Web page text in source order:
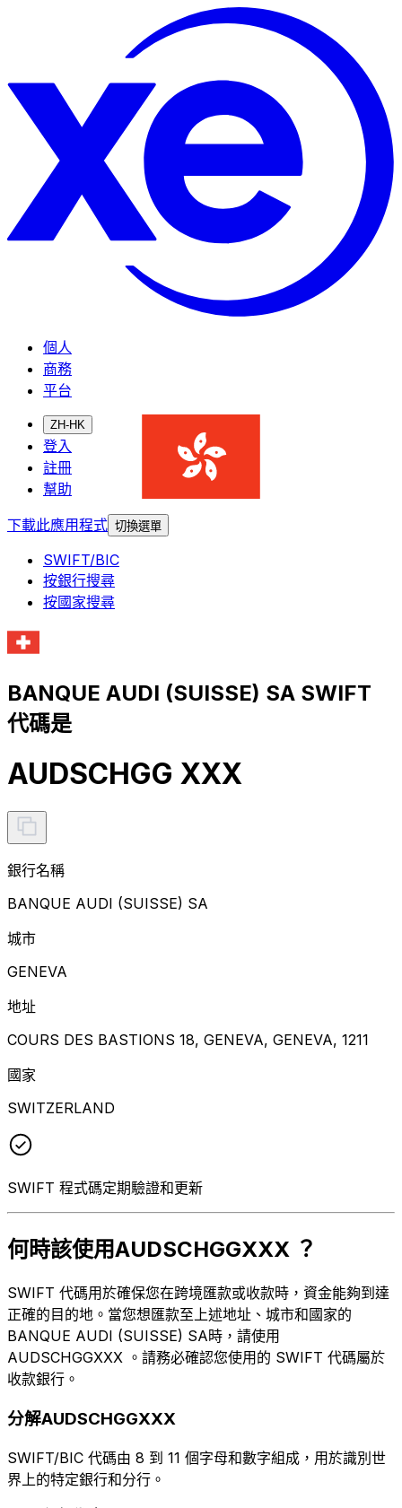
個人
商務
平台
ZH-HK
登入
註冊
幫助
下載此應用程式 切換選單
SWIFT/BIC
按銀行搜尋
按國家搜尋
BANQUE AUDI (SUISSE) SA SWIFT
代碼是
AUDSCHGG XXX
銀行名稱
BANQUE AUDI (SUISSE) SA
城市
GENEVA
地址
COURS DES BASTIONS 18, GENEVA, GENEVA, 1211
國家
SWITZERLAND
SWIFT 程式碼定期驗證和更新
何時該使用AUDSCHGGXXX ？
SWIFT 代碼用於確保您在跨境匯款或收款時，資金能夠到達
正確的目的地。當您想匯款至上述地址、城市和國家的
BANQUE AUDI (SUISSE) SA時，請使用
AUDSCHGGXXX 。請務必確認您使用的 SWIFT 代碼屬於
收款銀行。
分解AUDSCHGGXXX
SWIFT/BIC 代碼由 8 到 11 個字母和數字組成，用於識別世
界上的特定銀行和分行。